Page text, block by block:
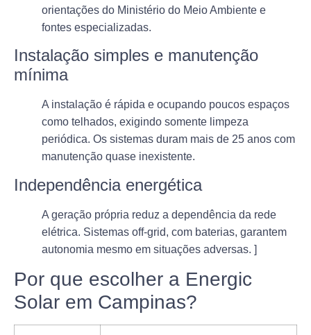
orientações do Ministério do Meio Ambiente e
fontes especializadas.
Instalação simples e manutenção
mínima
A instalação é rápida e ocupando poucos espaços
como telhados, exigindo somente limpeza
periódica. Os sistemas duram mais de 25 anos com
manutenção quase inexistente.
Independência energética
A geração própria reduz a dependência da rede
elétrica. Sistemas off-grid, com baterias, garantem
autonomia mesmo em situações adversas. ]
Por que escolher a Energic
Solar em Campinas?